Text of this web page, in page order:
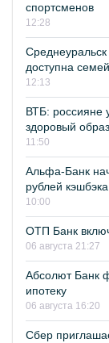
спортсменов
12:28
доступна
12:13
ВТБ: россияне
здоровый
11:50
Альфа-Банк
рублей
10:00
ОТП Банк
06 августа 21:27
Абсолют Банк
ипотеку
06 августа 16:20
Сбер